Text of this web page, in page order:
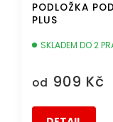
PODLOŽKA
PLUS
SKLADEM DO 2
od 909 Kč